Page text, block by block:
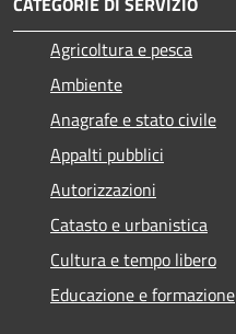
Agricoltura e pesca
Ambiente
Anagrafe e stato civile
Appalti pubblici
Autorizzazioni
Catasto e urbanistica
Cultura e tempo libero
Educazione e formazione